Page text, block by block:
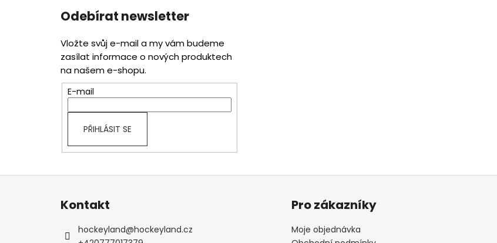
Odebírat newsletter
Vložte svůj e-mail a my vám budeme
zasílat informace o nových produktech
na našem e-shopu.
E-mail
PŘIHLÁSIT SE
Kontakt
hockeyland@hockeyland.cz
Pro zákazníky
Moje objednávka